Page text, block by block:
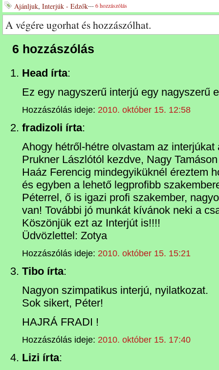
Ajánljuk, Interjúk - Edzők---6 hozzászólás
A végére ugorhat és hozzászólhat.
6 hozzászólás
Head írta:
Ez egy nagyszerű interjú egy nagyszerű
Hozzászólás ideje: 2010. október 15. 12:58
fradizoli írta:
Ahogy hétről-hétre olvastam az interjúkat
Prukner Lászlótól kezdve, Nagy
Haáz Ferencig mindegyiküknél éreztem
és egyben a lehető legprofibb
Péterrel, ő is igazi profi szakember,
van! További jó munkát kívánok neki a
Köszönjük ezt az Interjút is!!!!
Üdvözlettel: Zotya
Hozzászólás ideje: 2010. október 15. 15:21
Tibo írta:
Nagyon szimpatikus interjú, nyilatkozat.
Sok sikert, Péter!
HAJRÁ FRADI !
Hozzászólás ideje: 2010. október 15. 17:40
Lizi írta: